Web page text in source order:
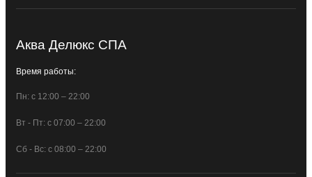
Аква Делюкс СПА
Время работы:
Пн: с 12:00 – 22:00
Вт - Пт: с 07:00 – 22:00
Сб - Вс: с 08:00 – 22:00